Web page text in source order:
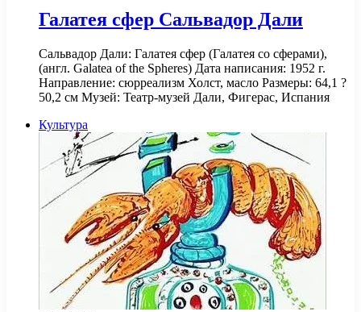
Галатея сфер Сальвадор Дали
Сальвадор Дали: Галатея сфер (Галатея со сферами),
(англ. Galatea of the Spheres) Дата написания: 1952 г.
Направление: сюрреализм Холст, масло Размеры: 64,1 ?
50,2 см Музей: Театр-музей Дали, Фигерас, Испания
Культура